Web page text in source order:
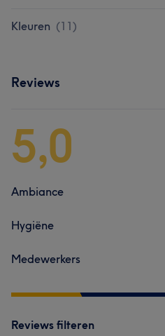
Kleuren (11)
Reviews
5,0
Ambiance
Hygiëne
Medewerkers
Reviews filteren